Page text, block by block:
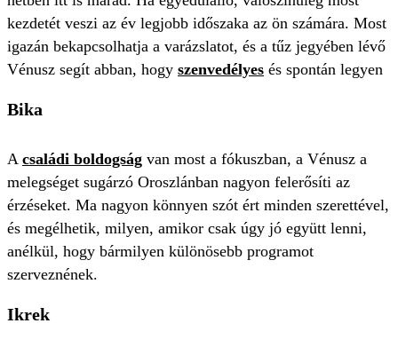
kezdetét veszi az év legjobb időszaka az ön számára. Most
igazán bekapcsolhatja a varázslatot, és a tűz jegyében lévő
Vénusz segít abban, hogy szenvedélyes és spontán legyen
Bika
A családi boldogság van most a fókuszban, a Vénusz a
melegséget sugárzó Oroszlánban nagyon felerősíti az
érzéseket. Ma nagyon könnyen szót ért minden szerettével,
és megélhetik, milyen, amikor csak úgy jó együtt lenni,
anélkül, hogy bármilyen különösebb programot
szerveznének.
Ikrek